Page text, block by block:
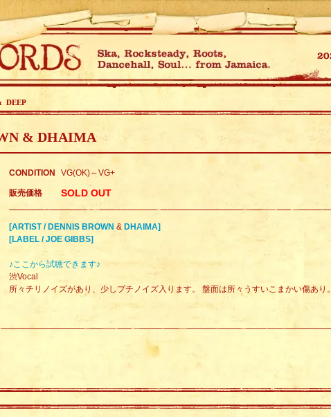
DEEP
& DHAIMA
CONDITION VG(OK)～VG+
販売価格 SOLD OUT
[ARTIST / DENNIS BROWN & DHAIMA]
[LABEL / JOE GIBBS]
♪ここから試聴できます♪
渋Vocal
所々チリノイズがあり、少しプチノイズ入ります。 盤面は所々うすいこまかい傷あり。